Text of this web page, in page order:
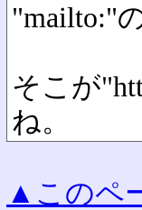
"mailto:"
そこが
ね。
▲このペ